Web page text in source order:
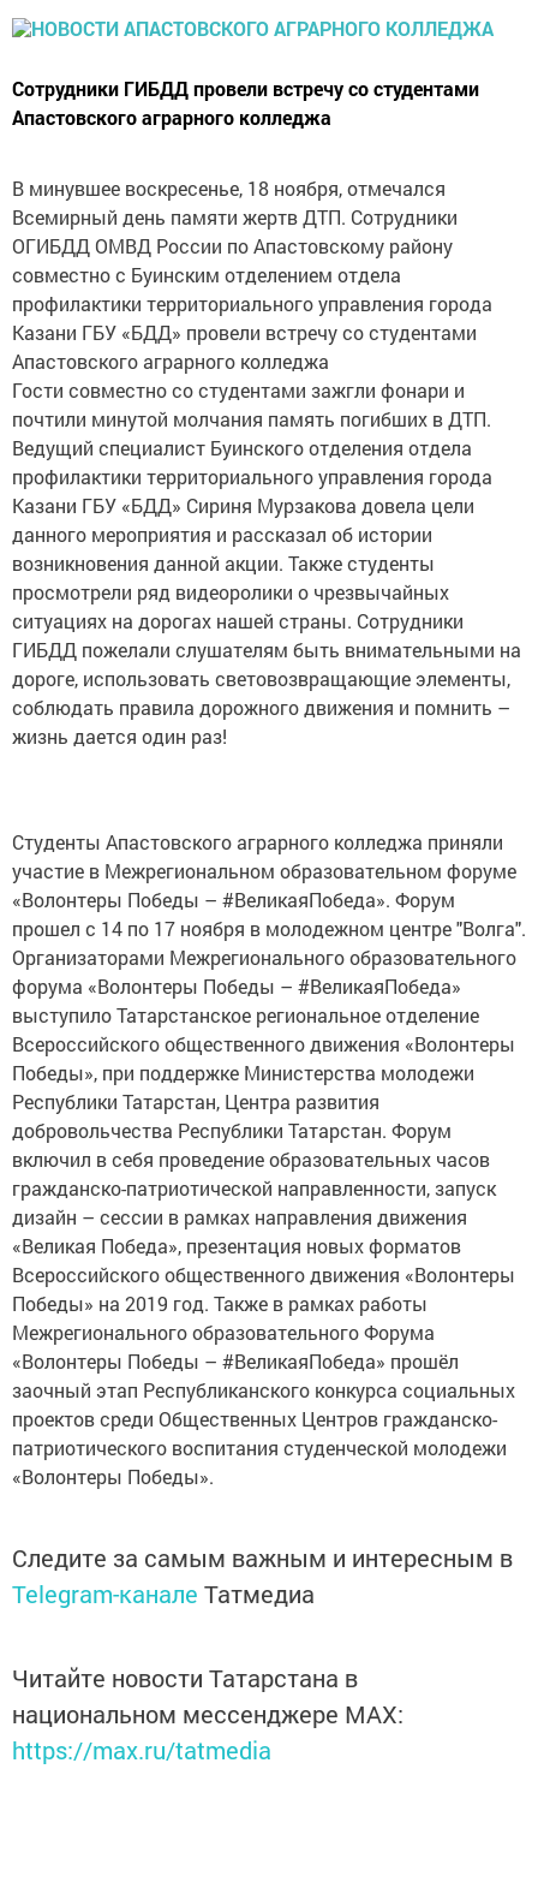
Сотрудники ГИБДД провели встречу со студентами
Апастовского аграрного колледжа
В минувшее воскресенье, 18 ноября, отмечался
Всемирный день памяти жертв ДТП. Сотрудники
ОГИБДД ОМВД России по Апастовскому району
совместно с Буинским отделением отдела
профилактики территориального управления города
Казани ГБУ «БДД» провели встречу со студентами
Апастовского аграрного колледжа
Гости совместно со студентами зажгли фонари и
почтили минутой молчания память погибших в ДТП.
Ведущий специалист Буинского отделения отдела
профилактики территориального управления города
Казани ГБУ «БДД» Сириня Мурзакова довела цели
данного мероприятия и рассказал об истории
возникновения данной акции. Также студенты
просмотрели ряд видеоролики о чрезвычайных
ситуациях на дорогах нашей страны. Сотрудники
ГИБДД пожелали слушателям быть внимательными на
дороге, использовать световозвращающие элементы,
соблюдать правила дорожного движения и помнить –
жизнь дается один раз!
Студенты Апастовского аграрного колледжа приняли
участие в Межрегиональном образовательном форуме
«Волонтеры Победы – #ВеликаяПобеда». Форум
прошел с 14 по 17 ноября в молодежном центре "Волга".
Организаторами Межрегионального образовательного
форума «Волонтеры Победы – #ВеликаяПобеда»
выступило Татарстанское региональное отделение
Всероссийского общественного движения «Волонтеры
Победы», при поддержке Министерства молодежи
Республики Татарстан, Центра развития
добровольчества Республики Татарстан. Форум
включил в себя проведение образовательных часов
гражданско-патриотической направленности, запуск
дизайн – сессии в рамках направления движения
«Великая Победа», презентация новых форматов
Всероссийского общественного движения «Волонтеры
Победы» на 2019 год. Также в рамках работы
Межрегионального образовательного Форума
«Волонтеры Победы – #ВеликаяПобеда» прошёл
заочный этап Республиканского конкурса социальных
проектов среди Общественных Центров гражданско-
патриотического воспитания студенческой молодежи
«Волонтеры Победы».
Следите за самым важным и интересным в
Telegram-канале Татмедиа
Читайте новости Татарстана в
национальном мессенджере MАХ:
https://max.ru/tatmedia